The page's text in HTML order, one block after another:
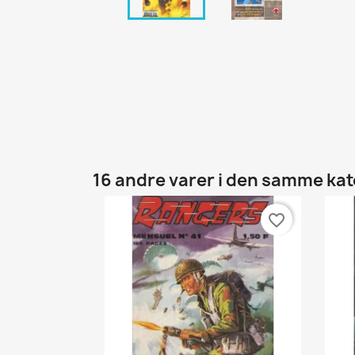
16 andre varer i den samme
favorite_border